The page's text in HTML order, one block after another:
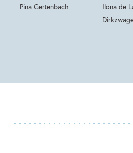
Pina Gertenbach
Ilona de